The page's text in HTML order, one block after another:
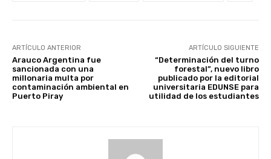
ARTÍCULO ANTERIOR
Arauco Argentina fue
sancionada con una
millonaria multa por
contaminación ambiental en
Puerto Piray
ARTÍCULO SIGUIENTE
“Determinación del turno
forestal”, nuevo libro
publicado por la editorial
universitaria EDUNSE para
utilidad de los estudiantes